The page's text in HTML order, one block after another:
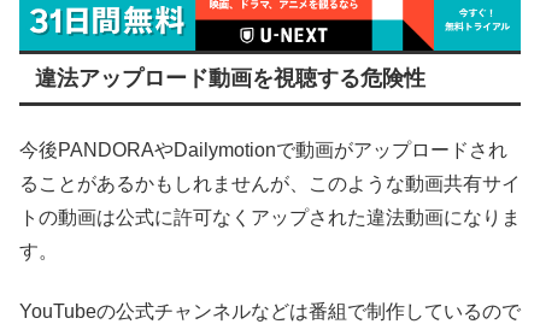
違法アップロード動画を視聴する危険性
今後PANDORAやDailymotionで動画がアップロードされ
ることがあるかもしれませんが、このような動画共有サイ
トの動画は公式に許可なくアップされた違法動画になりま
す。
YouTubeの公式チャンネルなどは番組で制作しているので